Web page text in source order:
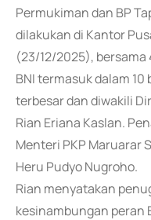
Permukiman dan BP
dilakukan di Kantor
(23/12/2025), bersama
BNI termasuk dalam 10
terbesar dan diwakili
Rian Eriana Kaslan.
Menteri PKP Maruarar
Heru Pudyo Nugroho.
Rian menyatakan
kesinambungan peran